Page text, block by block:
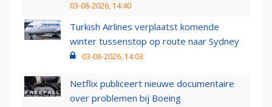
03-08-2026, 14:40
Turkish Airlines verplaatst komende
winter tussenstop op route naar Sydney
03-08-2026, 14:03
Netflix publiceert nieuwe documentaire
over problemen bij Boeing